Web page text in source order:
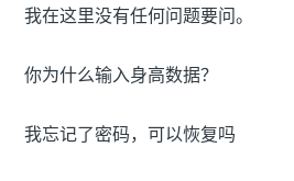
我在这里没有任何问题要问。
你为什么输入身高数据？
我忘记了密码，可以恢复吗